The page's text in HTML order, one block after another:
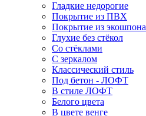
Гладкие недорогие
Покрытие из ПВХ
Покрытие из экошпона
Глухие без стёкол
Со стёклами
С зеркалом
Классический стиль
Под бетон - ЛОФТ
В стиле ЛОФТ
Белого цвета
В цвете венге